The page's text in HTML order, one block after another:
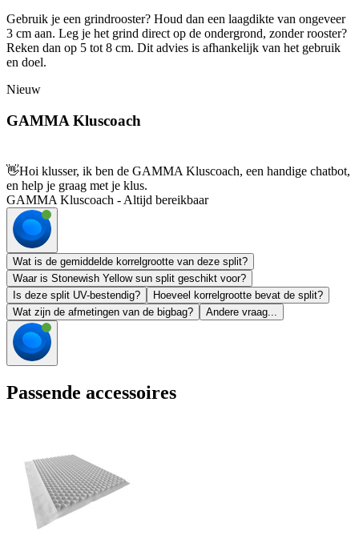
Gebruik je een grindrooster? Houd dan een laagdikte van ongeveer
3 cm aan. Leg je het grind direct op de ondergrond, zonder rooster?
Reken dan op 5 tot 8 cm. Dit advies is afhankelijk van het gebruik
en doel.
Nieuw
GAMMA Kluscoach
👋Hoi klusser, ik ben de GAMMA Kluscoach, een handige chatbot,
en help je graag met je klus.
GAMMA Kluscoach - Altijd bereikbaar
Wat is de gemiddelde korrelgrootte van deze split?
Waar is Stonewish Yellow sun split geschikt voor?
Is deze split UV-bestendig?
Hoeveel korrelgrootte bevat de split?
Wat zijn de afmetingen van de bigbag?
Andere vraag...
Passende accessoires